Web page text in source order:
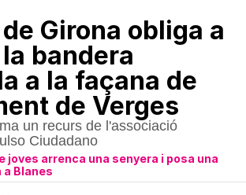
Girona obliga a
bandera
a la façana de
de Verges
un recurs de l'associació
Ciudadano
joves arrenca una senyera i posa una
a Blanes